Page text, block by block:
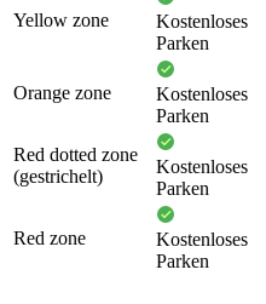
Yellow zone
Kostenloses
Parken
Orange zone
Kostenloses
Parken
Red dotted zone
(gestrichelt)
Kostenloses
Parken
Red zone
Kostenloses
Parken